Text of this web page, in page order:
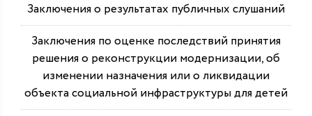
Заключения о результатах публичных слушаний
Заключения по оценке последствий принятия
решения о реконструкции модернизации, об
изменении назначения или о ликвидации
объекта социальной инфраструктуры для детей